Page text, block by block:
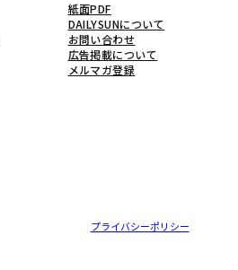
紙面PDF
DAILYSUNについて
お問い合わせ
広告掲載について
メルマガ登録
プライバシーポリシー